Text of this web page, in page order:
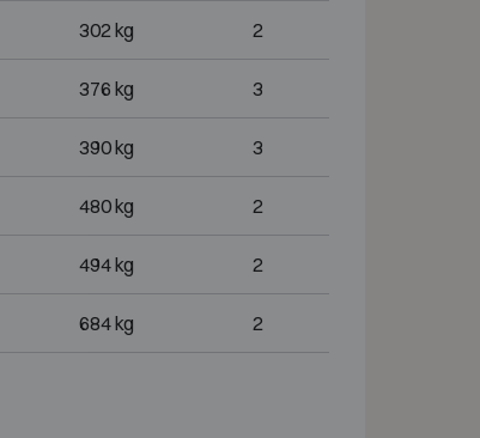
302 kg 2
376 kg 3
390 kg 3
480 kg 2
494 kg 2
684 kg 2